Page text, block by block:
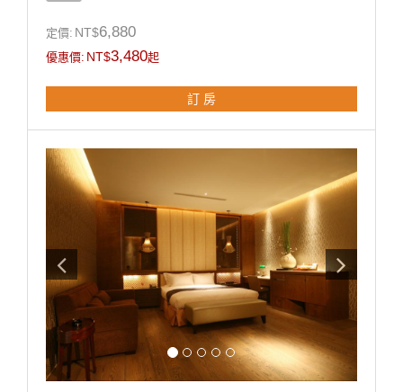
房型設施介紹
♦豪華大理石按摩浴缸、淋浴花灑.
♦mini吧檯(附餅乾點心、礦泉水、罐裝飲料、咖啡包、茶
包各兩份)
♦此房型附專屬一房一車庫
♦所有房型免費反針孔偵測
定價: NT$6,880
優惠價: NT$3,480起
訂 房